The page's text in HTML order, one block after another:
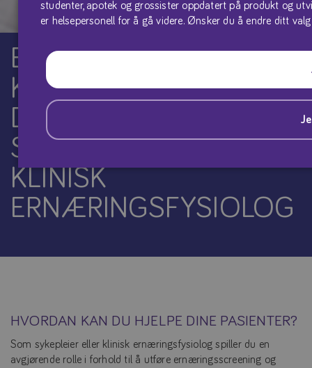
studenter, apotek og grossister oppdatert på produkt og
er helsepersonell for å gå videre. Ønsker du å endre ditt
ERNÆRING OG
KREFTBEHANDLING -
DIN ROLLE SOM
SYKEPLEIER ELLER
KLINISK
ERNÆRINGSFYSIOLOG
HVORDAN KAN DU HJELPE DINE PASIENTER?
Som sykepleier eller klinisk ernæringsfysiolog spiller du en
avgjørende rolle i forhold til å utføre ernæringsscreening og